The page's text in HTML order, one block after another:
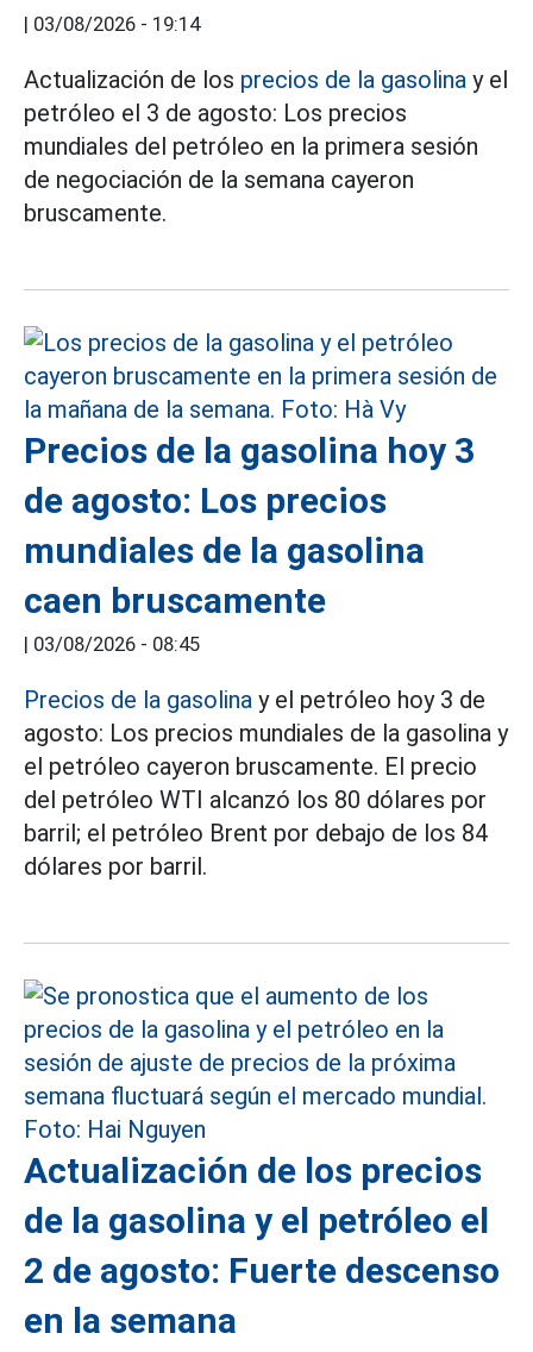
| 03/08/2026 - 19:14
Actualización de los precios de la gasolina y el
petróleo el 3 de agosto: Los precios
mundiales del petróleo en la primera sesión
de negociación de la semana cayeron
bruscamente.
Precios de la gasolina hoy 3
de agosto: Los precios
mundiales de la gasolina
caen bruscamente
| 03/08/2026 - 08:45
Precios de la gasolina y el petróleo hoy 3 de
agosto: Los precios mundiales de la gasolina y
el petróleo cayeron bruscamente. El precio
del petróleo WTI alcanzó los 80 dólares por
barril; el petróleo Brent por debajo de los 84
dólares por barril.
Actualización de los precios
de la gasolina y el petróleo el
2 de agosto: Fuerte descenso
en la semana